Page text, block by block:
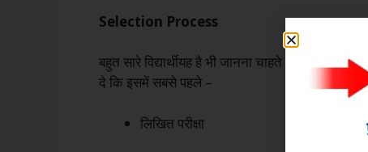
Selection Process
बहुत सारे विद्यार्थीयह है भी जानना चाहते होंगे किइस
दे कि इसमें सबसे पहले –
लिखित परीक्षा